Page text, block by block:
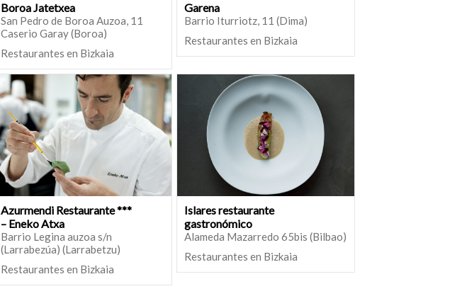
Boroa Jatetxea
San Pedro de Boroa Auzoa, 11
Caserio Garay (Boroa)
Restaurantes en Bizkaia
Garena
Barrio Iturriotz, 11 (Dima)
Restaurantes en Bizkaia
Azurmendi Restaurante ***
– Eneko Atxa
Barrio Legina auzoa s/n
(Larrabezúa) (Larrabetzu)
Restaurantes en Bizkaia
Islares restaurante
gastronómico
Alameda Mazarredo 65bis (Bilbao)
Restaurantes en Bizkaia